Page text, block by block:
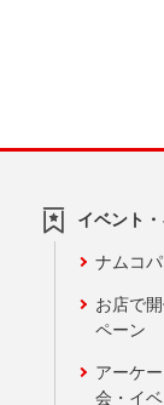
イベント
ナムコ
お店で
ペーン
アーケ
会・イ